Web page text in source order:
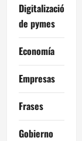
Digitalización
de pymes
Economía
Empresas
Frases
Gobierno